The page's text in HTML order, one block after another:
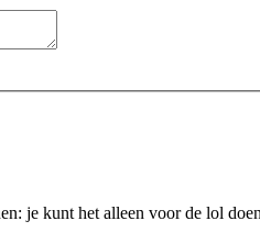
je kunt het alleen voor de lol